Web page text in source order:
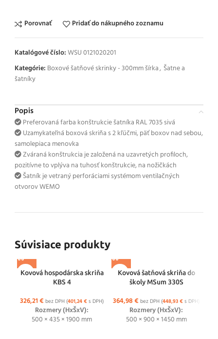
Porovnať Pridať do nákupného zoznamu
Katalógové číslo:WSU 0121020201
Kategórie: Boxové šatňové skrinky - 300mm šírka, Šatne a
šatníky
Popis
Preferovaná farba konštrukcie šatníka RAL 7035 sivá
Uzamykateľná boxová skriňa s 2 kľúčmi, päť boxov nad sebou,
samolepiaca menovka
Zváraná konštrukcia je založená na uzavretých profiloch,
pozitívne to vplýva na tuhosť konštrukcie, na nožičkách
Šatník je vetraný perforáciami systémom ventilačných
otvorov WEMO
Súvisiace produkty
Kovová hospodárska skriňa
KBS 4
326,21€ bez DPH (401,24€s DPH)
Rozmery (HxŠxV):
500 × 435 × 1900 mm
Kovová šatňová skriňa do
školy MSum 330S
364,98€ bez DPH (448,93€s DPH)
Rozmery (HxŠxV):
500 × 900 × 1450 mm